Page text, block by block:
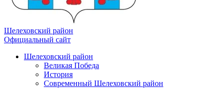
Шелеховский район
Официальный сайт
Шелеховский район
Великая Победа
История
Современный Шелеховский район